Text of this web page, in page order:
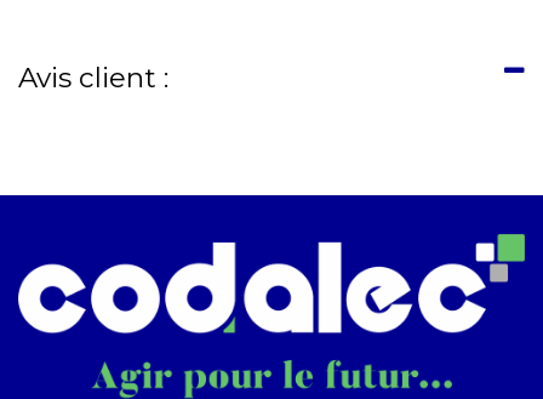
Avis client :